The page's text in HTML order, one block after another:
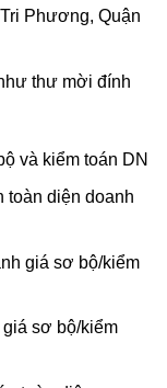
Phương, Quận
thư mời đính
và kiểm toán DN
toàn diện doanh
giá sơ bộ/kiểm
sơ bộ/kiểm